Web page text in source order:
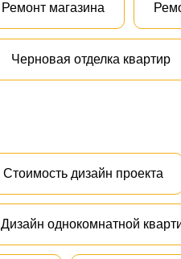
Ремонт магазина
Черновая отделка квартир
Стоимость дизайн проекта
Дизайн однокомнатной